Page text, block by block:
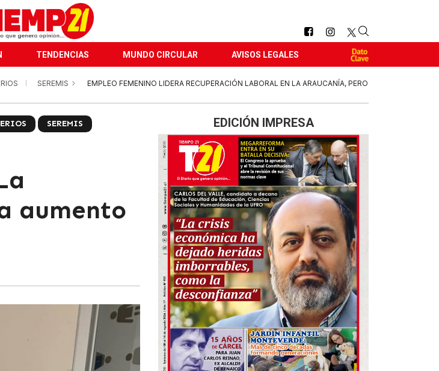
TENDENCIAS MUNDO CIRCULAR AVISOS LEGALES
SEREMIS
EMPLEO FEMENINO LIDERA RECUPERACIÓN LABORAL EN LA ARAUCANÍA, PERO
SEREMIS
aumento
EDICIÓN IMPRESA